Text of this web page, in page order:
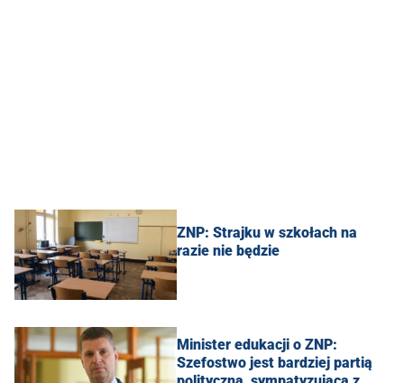
ZNP: Strajku w szkołach na
razie nie będzie
Minister edukacji o ZNP:
Szefostwo jest bardziej partią